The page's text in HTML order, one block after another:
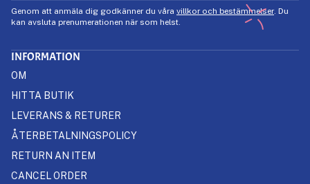
Genom att anmäla dig godkänner du våra villkor och bestämmelser. Du
kan avsluta prenumerationen när som helst.
INFORMATION
OM
HITTA BUTIK
LEVERANS & RETURER
ÅTERBETALNINGSPOLICY
RETURN AN ITEM
CANCEL ORDER